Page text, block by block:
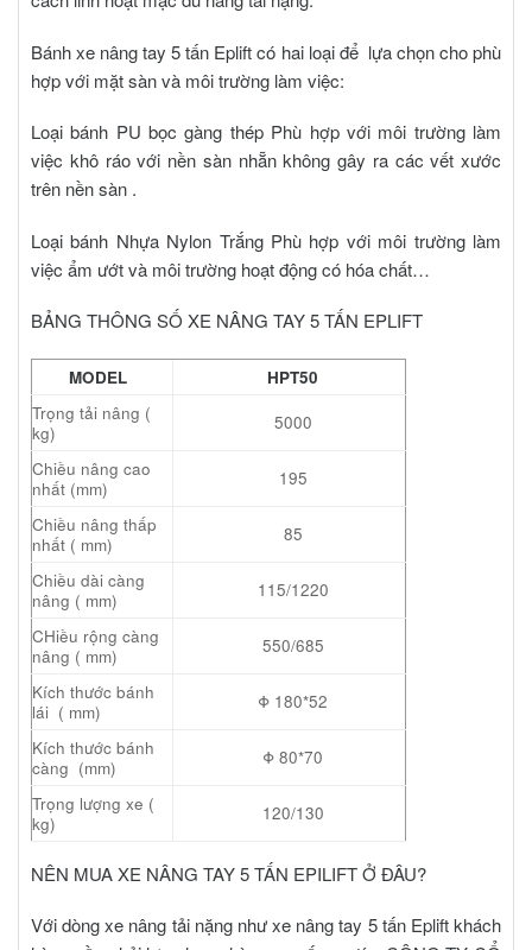
Bánh xe nâng tay 5 tấn Epliftcó hai loại để lựa chọn cho phù
hợp với mặt sàn và môi trường làm việc:
Loại bánh PU bọc gàng thép Phù hợp với môi trường làm
việc khô ráo với nền sàn nhẵn không gây ra các vết xước
trên nền sàn .
Loại bánh Nhựa Nylon Trắng Phù hợp với môi trường làm
việc ẩm ướt và môi trường hoạt động có hóa chất…
BẢNG THÔNG SỐ XE NÂNG TAY 5 TẤN EPLIFT
MODEL
HPT50
Trọng tải nâng (
kg)
5000
Chiều nâng cao
nhất (mm)
195
Chiều nâng thấp
nhất ( mm)
85
Chiều dài càng
nâng ( mm)
115/1220
CHiều rộng càng
nâng ( mm)
550/685
Kích thước bánh
lái ( mm)
Φ 180*52
Kích thước bánh
càng (mm)
Φ 80*70
Trọng lượng xe (
kg)
120/130
NÊN MUA XE NÂNG TAY 5 TẤN EPILIFT Ở ĐÂU?
Với dòng xe nâng tải nặng như xe nâng tay 5 tấn Eplift khách